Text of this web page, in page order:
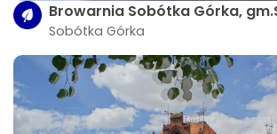
Browarnia Sobótka Górka,
Sobótka Górka